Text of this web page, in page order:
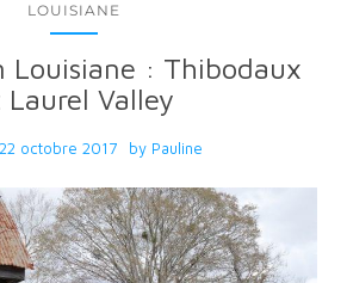
LOUISIANE
Louisiane : Thibodaux
Laurel Valley
22 octobre 2017 by Pauline